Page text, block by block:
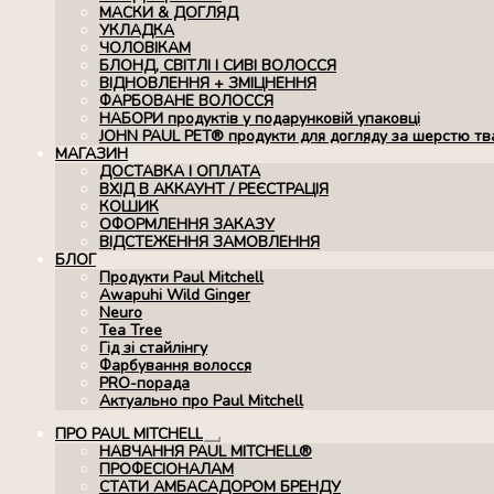
МАСКИ & ДОГЛЯД
УКЛАДКА
ЧОЛОВІКАМ
БЛОНД, СВІТЛІ І СИВІ ВОЛОССЯ
ВІДНОВЛЕННЯ + ЗМІЦНЕННЯ
ФАРБОВАНЕ ВОЛОССЯ
НАБОРИ продуктів у подарунковій упаковці
JOHN PAUL PET® продукти для догляду за шерстю
МАГАЗИН
ДОСТАВКА І ОПЛАТА
ВХІД В АККАУНТ / РЕЄСТРАЦІЯ
КОШИК
ОФОРМЛЕННЯ ЗАКАЗУ
ВІДСТЕЖЕННЯ ЗАМОВЛЕННЯ
БЛОГ
Продукти Paul Mitchell
Awapuhi Wild Ginger
Neuro
Tea Tree
Гід зі стайлінгу
Фарбування волосся
PRO-порада
Актуально про Paul Mitchell
ПРО PAUL MITCHELL
Розгорнуте
вкладене
меню
НАВЧАННЯ PAUL MITCHELL®
ПРОФЕСІОНАЛАМ
СТАТИ АМБАСАДОРОМ БРЕНДУ